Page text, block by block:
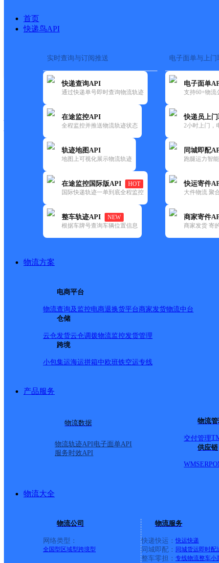
首页
快递鸟API
实时查询与订阅推送
快递查询API
通过快递单号即时查询物流轨迹
在途监控API
全程监控并推送物流轨迹状态
轨迹地图API
地图上可视化展示物流轨迹
在途监控国际版API
HOT
国际快递轨迹一单到底全程监控
整车轨迹API
NEW
根据车牌号查询车辆位置信息
电子面单与上门
电子面单
支持60+物流
快递员上
2小时上门，
同城即配
跑腿运力智
快运寄件
大件物流 聚
商家寄件
商家发货 寄
物流方案
电商平台
物流查询及监控电商退换货平台商家发货物流中台
仓储
云仓发货云仓调拨物流监控发货管理
跨境
小包集运海运拼箱中欧班铁空运专线
产品服务
物流数据
物流轨迹API电子面单API
服务时效API
物流
交付管理
供应链
WMSERP
物流大全
物流公司
网络类型：
全国型 区域型跨境型
物流服务
快递快运： 快运快递
同城即配： 同城货运即时配
整车零担： 专线物流整车小
快运大全 快递时效
邮政
中国邮政集团有限公司芜湖市
更新时间：2021-12-03 00:00:00
所属快递：邮政国内
所属区域：安徽省-芜湖市-鸠江区
网点地址：安徽省芜湖市鸠江区裕溪口沿江路178号
网点负责人：